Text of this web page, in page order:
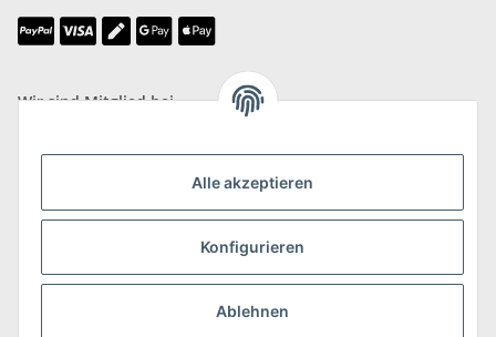
Alle akzeptieren
Konfigurieren
Ablehnen
Wir sind Mitglied bei
mehr zu Versand & Retoure